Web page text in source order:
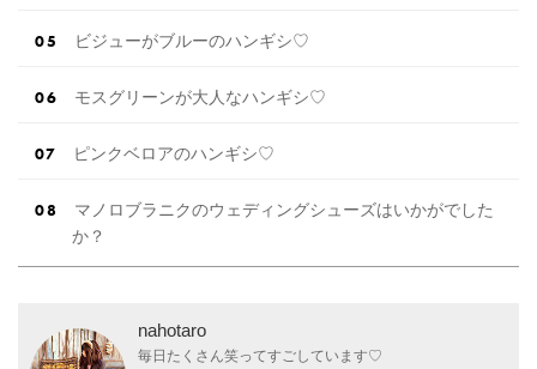
ビジューがブルーのハンギシ♡
モスグリーンが大人なハンギシ♡
ピンクベロアのハンギシ♡
マノロブラニクのウェディングシューズはいかがでした
か？
nahotaro
毎日たくさん笑ってすごしています♡